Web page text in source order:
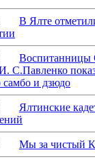
В Ялте
Воспитанницы
С.Павленко
самбо и дзюдо
Ялтинские
Мы за чистый